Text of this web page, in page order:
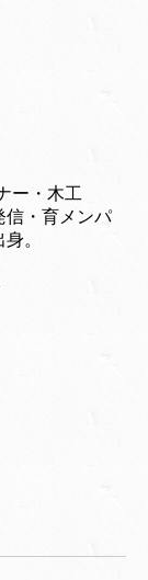
ー・木工
信・育メンパ
。